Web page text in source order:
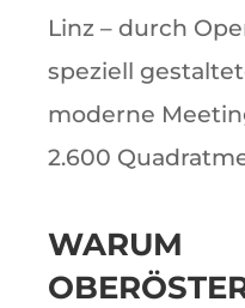
Linz – durch
speziell
moderne
2.600
WARUM